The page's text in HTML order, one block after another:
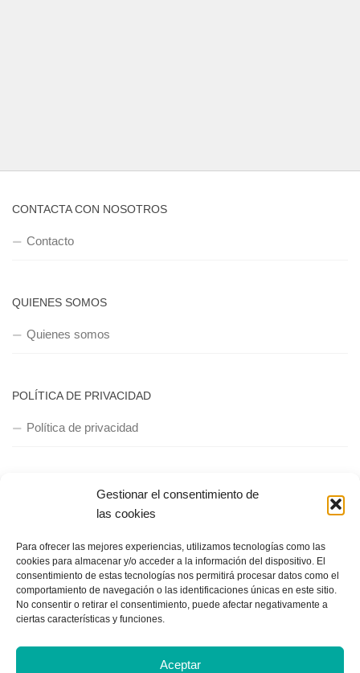
Gestionar el consentimiento de
las cookies
Para ofrecer las mejores experiencias, utilizamos tecnologías como las
cookies para almacenar y/o acceder a la información del dispositivo. El
consentimiento de estas tecnologías nos permitirá procesar datos como el
comportamiento de navegación o las identificaciones únicas en este sitio.
No consentir o retirar el consentimiento, puede afectar negativamente a
ciertas características y funciones.
Aceptar
CONTACTA CON NOSOTROS
Contacto
QUIENES SOMOS
Quienes somos
POLÍTICA DE PRIVACIDAD
Política de privacidad
Copyright © 2018, Equipo IIColumnas